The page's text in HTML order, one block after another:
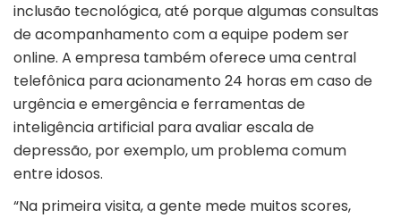
inclusão tecnológica, até porque algumas consultas
de acompanhamento com a equipe podem ser
online. A empresa também oferece uma central
telefônica para acionamento 24 horas em caso de
urgência e emergência e ferramentas de
inteligência artificial para avaliar escala de
depressão, por exemplo, um problema comum
entre idosos.
“Na primeira visita, a gente mede muitos scores,